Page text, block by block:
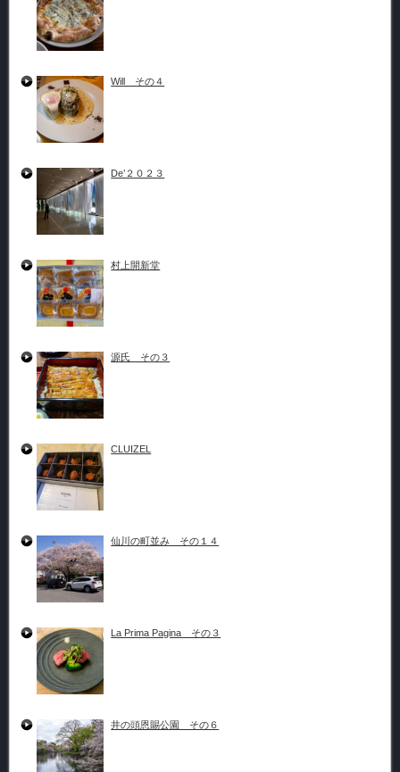
Will その４
De’２０２３
村上開新堂
源氏 その３
CLUIZEL
仙川の町並み その１４
La Prima Pagina その３
井の頭恩賜公園 その６